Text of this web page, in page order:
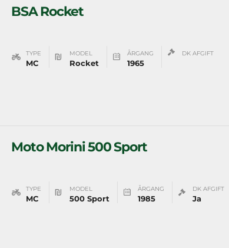
BSA Rocket
TYPE
MC
MODEL
Rocket
ÅRGANG
1965
DK AFGIFT
Moto Morini 500 Sport
TYPE
MC
MODEL
500 Sport
ÅRGANG
1985
DK AFGIFT
Ja